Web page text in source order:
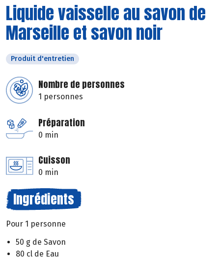
Liquide vaisselle au savon de
Marseille et savon noir
Produit d'entretien
Nombre de personnes
1 personnes
Préparation
0 min
Cuisson
0 min
Ingrédients
Pour 1 personne
50 g de Savon
80 cl de Eau